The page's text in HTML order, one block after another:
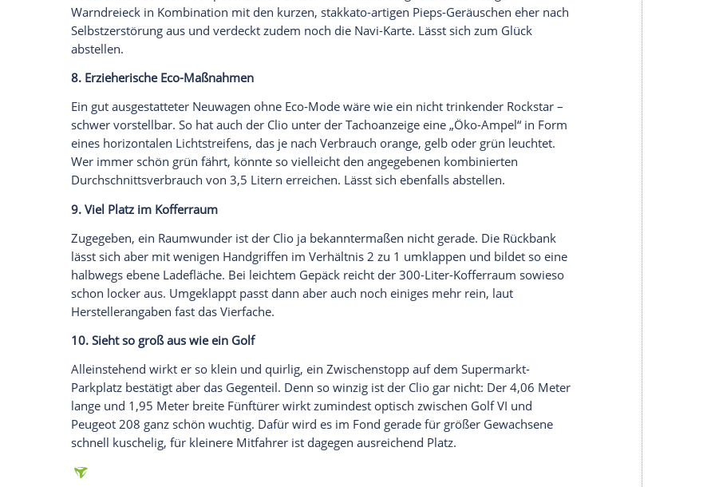
EntertainmentsystemR-Link ordern. Darin enthalten ist dann die komplette Smartphone-
Kopplungsgeschichte, mit der man sich entweder via USB- oder Bluetooth verbinden kann.
Klappt. Ansonsten ist eine etwas begriffsstutzige
Entschuldigung, ich verstehe Sie nicht.“) sowie ein TomTom-Navi, das ab und zu abstürzt
und dann fünf Minuten braucht, um sich wieder zu sammeln und das Ziel zu laden. Dazu
lässt sich festhalten: Fünf Minuten auf einer Straße können verdammt lang sein. Eine Karte
aus Papier war glücklicherweise im praktischen Ablagefach, steht aber leider nicht auf der
Ausstattungsliste . Ein nettes Detail am TomTom-Navi: Auf dem Bildschirm folgt man
keinem Pfeil, sondern einem kleinen Mini-Clio – ist doch süß.
6. Zuverlässiges Fahrwerk
Daran haben die Franzosen zwar nichts verändert, ist aber trotzdem noch einmal
erwähnenswert: Das McPherson-Federbein mit unteren Querlenkern, Querstabilisator und
der gekoppeltenVerbundlenkerachsemit Schraubenfedern erfüllt nach wie vor seinen
Dienst und lässt auch den gelifteten
7. Irritierende Coyoten-Rufe
Optional ist auch das Blitzer-Warnsystem „Coyote“ mit an Bord. Wie der Comic-Coyote am
Straßenrand jault es zwischendurch einfach mal los, warnt dabei aber nicht vor dem
Roadrunner, sondern vor potenziellen Blitzer-Fallen. Allerdings sieht das riesige
Warndreieck in Kombination mit den kurzen, stakkato-artigen Pieps-Geräuschen eher nach
Selbstzerstörung